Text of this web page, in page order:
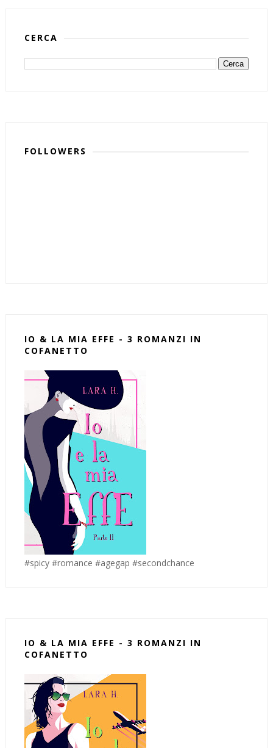
CERCA
FOLLOWERS
IO & LA MIA EFFE - 3 ROMANZI IN
COFANETTO
#spicy #romance #agegap #secondchance
IO & LA MIA EFFE - 3 ROMANZI IN
COFANETTO